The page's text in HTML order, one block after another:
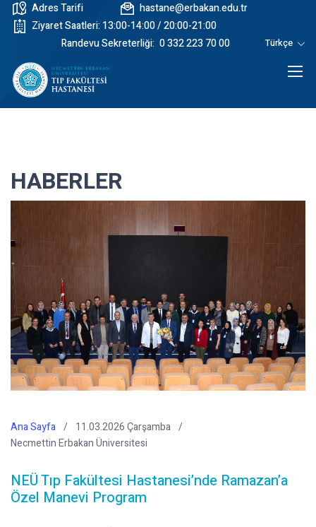
Adres Tarifi
hastane@erbakan.edu.tr
Ziyaret Saatleri: 13:00-14:00 / 20:00-21:00
Randevu Sekreterliği: 0 332 223 70 00 Türkçe
HABERLER
Ana Sayfa
11.03.2026 Çarşamba
Necmettin Erbakan Üniversitesi
NEÜ Tıp Fakültesi Hastanesi’nde Ramazan’a
Özel Manevi Program